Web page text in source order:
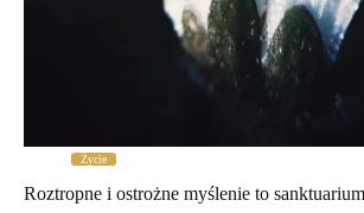
Życie
Roztropne i ostrożne myślenie to